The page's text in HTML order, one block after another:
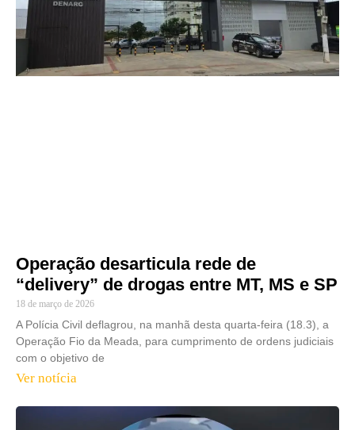
Operação desarticula rede de
“delivery” de drogas entre MT, MS e SP
18 de março de 2026
A Polícia Civil deflagrou, na manhã desta quarta-feira (18.3), a
Operação Fio da Meada, para cumprimento de ordens judiciais
com o objetivo de
Ver notícia